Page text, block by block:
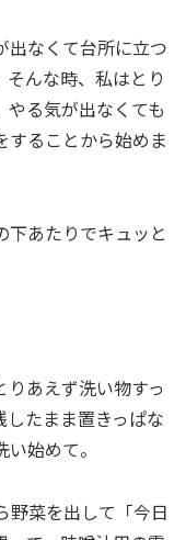
出なくて台所に立つ
んな時、私はとり
やる気が出なくても
することから始めま
下あたりでキュッと
あえず洗い物すっ
たまま置きっぱな
始めて。
野菜を出して「今日